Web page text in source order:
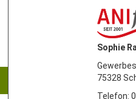
Sophie
75328
Telefon: